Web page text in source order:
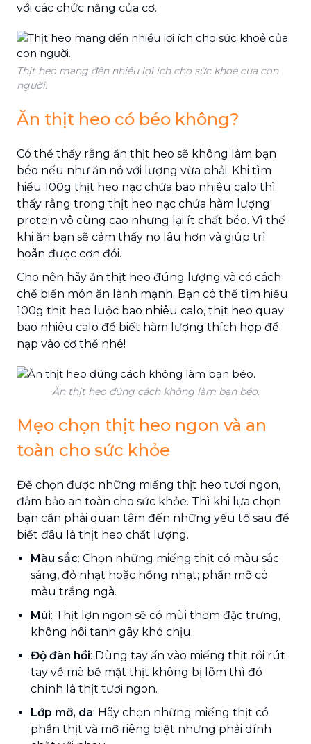
với các chức năng của cơ.
Thịt heo mang đến nhiều lợi ích cho sức khoẻ của con
người.
Ăn thịt heo có béo không?
Có thể thấy rằng ăn thịt heo sẽ không làm bạn
béo nếu như ăn nó với lượng vừa phải. Khi tìm
hiểu 100g thịt heo nạc chứa bao nhiêu calo thì
thấy rằng trong thịt heo nạc chứa hàm lượng
protein vô cùng cao nhưng lại ít chất béo. Vì thế
khi ăn bạn sẽ cảm thấy no lâu hơn và giúp trì
hoãn được cơn đói.
Cho nên hãy ăn thịt heo đúng lượng và có cách
chế biến món ăn lành mạnh. Bạn có thể tìm hiểu
100g thịt heo luộc bao nhiêu calo, thịt heo quay
bao nhiêu calo để biết hàm lượng thích hợp để
nạp vào cơ thể nhé!
Ăn thịt heo đúng cách không làm bạn béo.
Mẹo chọn thịt heo ngon và an
toàn cho sức khỏe
Để chọn được những miếng thịt heo tươi ngon,
đảm bảo an toàn cho sức khỏe. Thì khi lựa chọn
bạn cần phải quan tâm đến những yếu tố sau để
biết đâu là thịt heo chất lượng.
Màu sắc: Chọn những miếng thịt có màu sắc
sáng, đỏ nhạt hoặc hồng nhạt; phần mỡ có
màu trắng ngà.
Mùi: Thịt lợn ngon sẽ có mùi thơm đặc trưng,
không hôi tanh gây khó chịu.
Độ đàn hồi: Dùng tay ấn vào miếng thịt rồi rút
tay về mà bề mặt thịt không bị lõm thì đó
chính là thịt tươi ngon.
Lớp mỡ, da: Hãy chọn những miếng thịt có
phần thịt và mỡ riêng biệt nhưng phải dính